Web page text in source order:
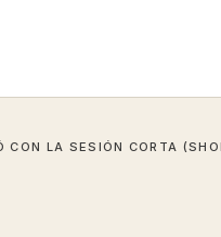
CON LA SESIÓN CORTA